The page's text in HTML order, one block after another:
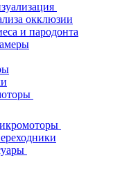
окклюзии
и пародонта